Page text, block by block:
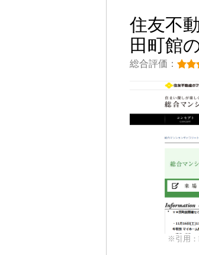
住友不
田町館
総合評価：
※引用：